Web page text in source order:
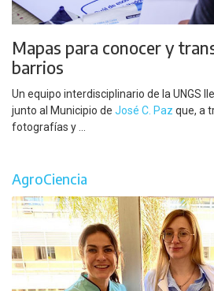
Mapas para conocer y
barrios
Un equipo interdisciplinario de la UNGS
junto al Municipio de José C. Paz que, a
fotografías y ...
AgroCiencia